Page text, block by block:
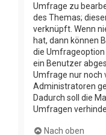
Umfrage zu
des Themas;
verknüpft. Wenn
hat, dann können
die
ein Benutzer
Umfrage nur noch
Administratoren
Dadurch soll die
Umfragen
Nach oben